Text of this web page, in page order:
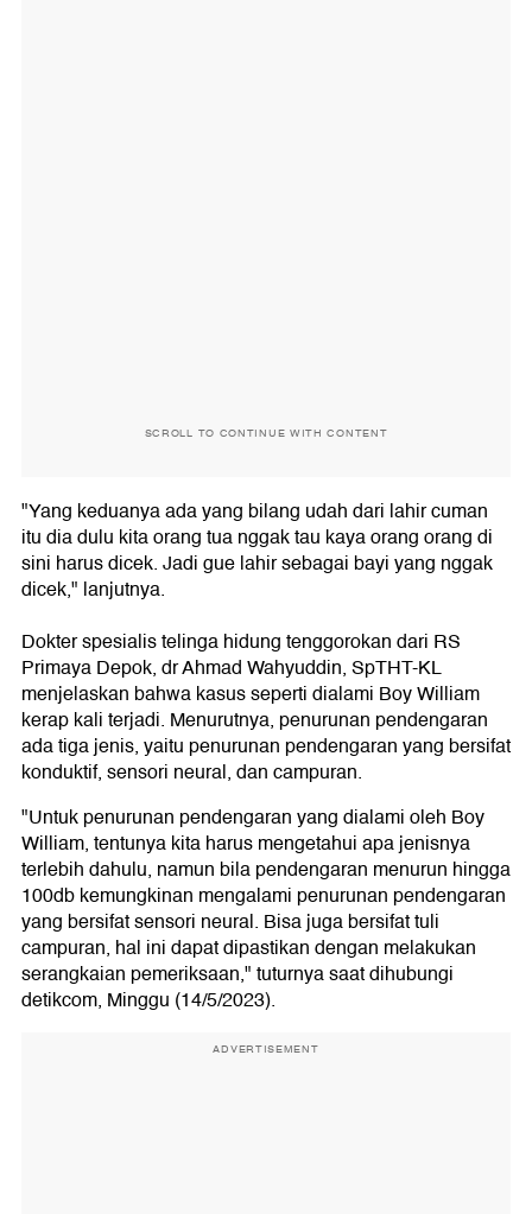
SCROLL TO CONTINUE WITH CONTENT
"Yang keduanya ada yang bilang udah dari lahir cuman
itu dia dulu kita orang tua nggak tau kaya orang orang di
sini harus dicek. Jadi gue lahir sebagai bayi yang nggak
dicek," lanjutnya.
Dokter spesialis telinga hidung tenggorokan dari RS
Primaya Depok, dr Ahmad Wahyuddin, SpTHT-KL
menjelaskan bahwa kasus seperti dialami Boy William
kerap kali terjadi. Menurutnya, penurunan pendengaran
ada tiga jenis, yaitu penurunan pendengaran yang bersifat
konduktif, sensori neural, dan campuran.
"Untuk penurunan pendengaran yang dialami oleh Boy
William, tentunya kita harus mengetahui apa jenisnya
terlebih dahulu, namun bila pendengaran menurun hingga
100db kemungkinan mengalami penurunan pendengaran
yang bersifat sensori neural. Bisa juga bersifat tuli
campuran, hal ini dapat dipastikan dengan melakukan
serangkaian pemeriksaan," tuturnya saat dihubungi
detikcom, Minggu (14/5/2023).
ADVERTISEMENT